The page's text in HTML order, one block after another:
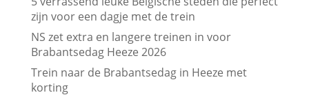
zijn voor een dagje met de trein
NS zet extra en langere treinen in voor
Brabantsedag Heeze 2026
Trein naar de Brabantsedag in Heeze met
korting